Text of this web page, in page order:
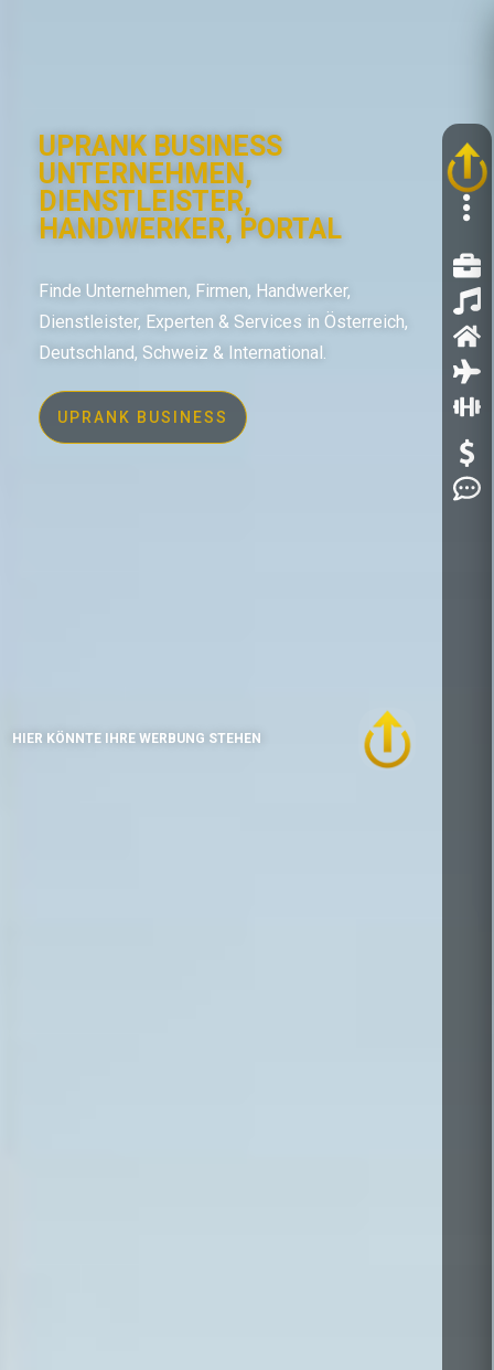
UPRANK BUSINESS
UNTERNEHMEN,
DIENSTLEISTER,
HANDWERKER, PORTAL
Finde Unternehmen, Firmen, Handwerker,
Dienstleister, Experten & Services in Österreich,
Deutschland, Schweiz & International.
UPRANK BUSINESS
HIER KÖNNTE IHRE WERBUNG STEHEN